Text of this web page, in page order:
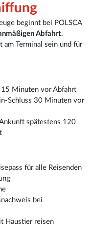
beginnt bei POLSCA
Abfahrt.
am Terminal sein und für
Minuten vor Abfahrt
Schluss 30 Minuten vor
spätestens 120
für alle Reisenden
bei
Haustier reisen